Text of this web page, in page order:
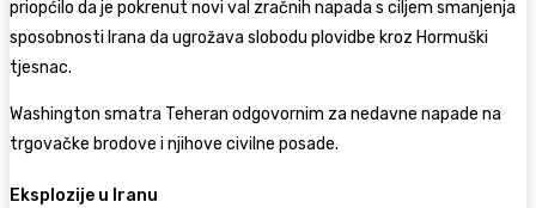
priopćilo da je pokrenut novi val zračnih napada s ciljem smanjenja
sposobnosti Irana da ugrožava slobodu plovidbe kroz Hormuški
tjesnac.
Washington smatra Teheran odgovornim za nedavne napade na
trgovačke brodove i njihove civilne posade.
Eksplozije u Iranu